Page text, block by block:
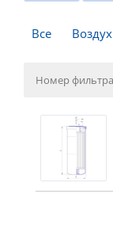
Все Воздух